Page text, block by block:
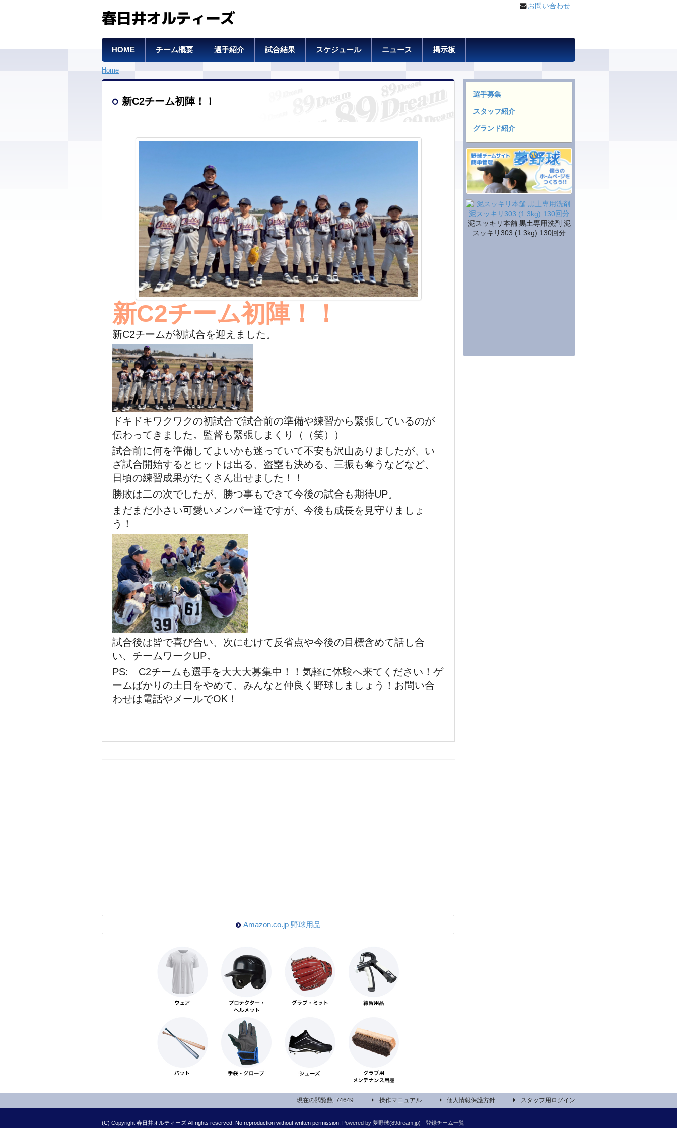
春日井オルティーズ
お問い合わせ
HOME チーム概要 選手紹介 試合結果 スケジュール ニュース 掲示板
選手募集
スタッフ紹介
グランド紹介
泥スッキリ本舗 黒土専用洗剤 泥
スッキリ303 (1.3kg) 130回分
Home
新C2チーム初陣！！
新C2チーム初陣！！
新C2チームが初試合を迎えました。
ドキドキワクワクの初試合で試合前の準備や練習から緊張しているのが
伝わってきました。監督も緊張しまくり（（笑））
試合前に何を準備してよいかも迷っていて不安も沢山ありましたが、い
ざ試合開始するとヒットは出る、盗塁も決める、三振も奪うなどなど、
日頃の練習成果がたくさん出せました！！
勝敗は二の次でしたが、勝つ事もできて今後の試合も期待UP。
まだまだ小さい可愛いメンバー達ですが、今後も成長を見守りましょ
う！
試合後は皆で喜び合い、次にむけて反省点や今後の目標含めて話し合
い、チームワークUP。
PS: C2チームも選手を大大大募集中！！気軽に体験へ来てください！ゲ
ームばかりの土日をやめて、みんなと仲良く野球しましょう！お問い合
わせは電話やメールでOK！
Amazon.co.jp 野球用品
現在の閲覧数: 74649 操作マニュアル 個人情報保護方針 スタッフ用ログイン
(C) Copyright 春日井オルティーズ All rights reserved. No reproduction without written permission. Powered by 夢野球(89dream.jp) - 登録チーム一覧